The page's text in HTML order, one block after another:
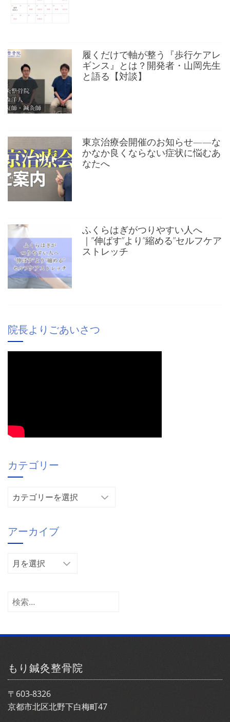
履くだけで軸が整う『歩行ケアレ
ギンス』とは？開発者・山岡先生
と語る【対談】
東京治療会開催のお知らせ——な
かなか良くならない症状に悩むあ
なたへ
ふくらはぎがつりやすい人へ
｜”伸ばす”より”縮める”セルフケア
ストレッチ
院長よりごあいさつ
カテゴリー
リ
ー
アーカイブ
ア
イ
検
もり鍼灸整骨院
〒603-8326
京都市北区北野下白梅町47